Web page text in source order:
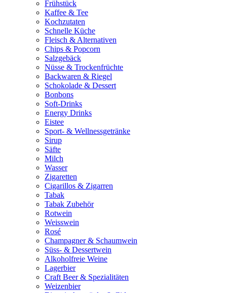
Frühstück
Kaffee & Tee
Kochzutaten
Schnelle Küche
Fleisch & Alternativen
Chips & Popcorn
Salzgebäck
Nüsse & Trockenfrüchte
Backwaren & Riegel
Schokolade & Dessert
Bonbons
Soft-Drinks
Energy Drinks
Eistee
Sport- & Wellnessgetränke
Sirup
Säfte
Milch
Wasser
Zigaretten
Cigarillos & Zigarren
Tabak
Tabak Zubehör
Rotwein
Weisswein
Rosé
Champagner & Schaumwein
Süss- & Dessertwein
Alkoholfreie Weine
Lagerbier
Craft Beer & Spezialitäten
Weizenbier